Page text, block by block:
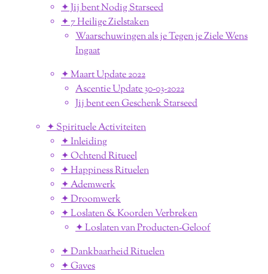
✦ Jij bent Nodig Starseed
✦ 7 Heilige Zielstaken
Waarschuwingen als je Tegen je Ziele Wens
Ingaat
✦ Maart Update 2022
Ascentie Update 30-03-2022
Jij bent een Geschenk Starseed
✦ Spirituele Activiteiten
✦ Inleiding
✦ Ochtend Ritueel
✦ Happiness Rituelen
✦ Ademwerk
✦ Droomwerk
✦ Loslaten & Koorden Verbreken
✦ Loslaten van Producten-Geloof
✦ Dankbaarheid Rituelen
✦ Gaves